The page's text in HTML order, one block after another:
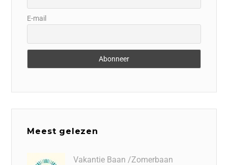
E-mail
Meest gelezen
Vakantie Baan /Zomerbaan